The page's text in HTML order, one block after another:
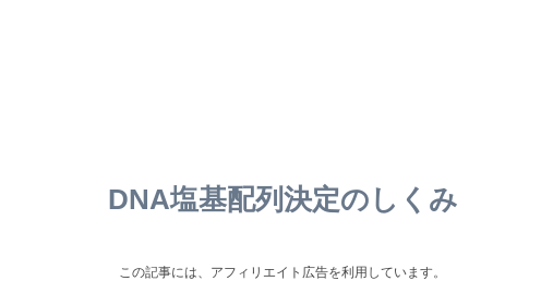
DNA塩基配列決定のしくみ
この記事には、アフィリエイト広告を利用しています。